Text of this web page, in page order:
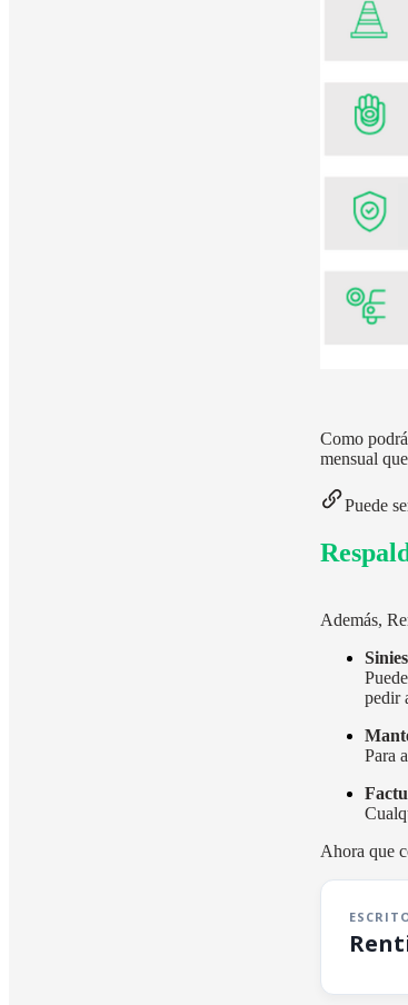
Como
mensual
Puede
Además,
pedir
Para
Ahora que